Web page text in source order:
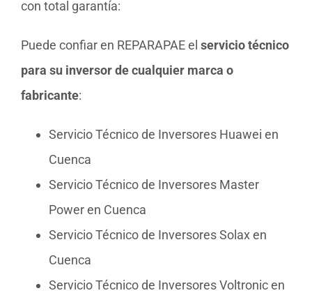
con total garantía:
Puede confiar en REPARAPAE el servicio técnico
para su inversor de cualquier marca o
fabricante:
Servicio Técnico de Inversores Huawei en
Cuenca
Servicio Técnico de Inversores Master
Power en Cuenca
Servicio Técnico de Inversores Solax en
Cuenca
Servicio Técnico de Inversores Voltronic en